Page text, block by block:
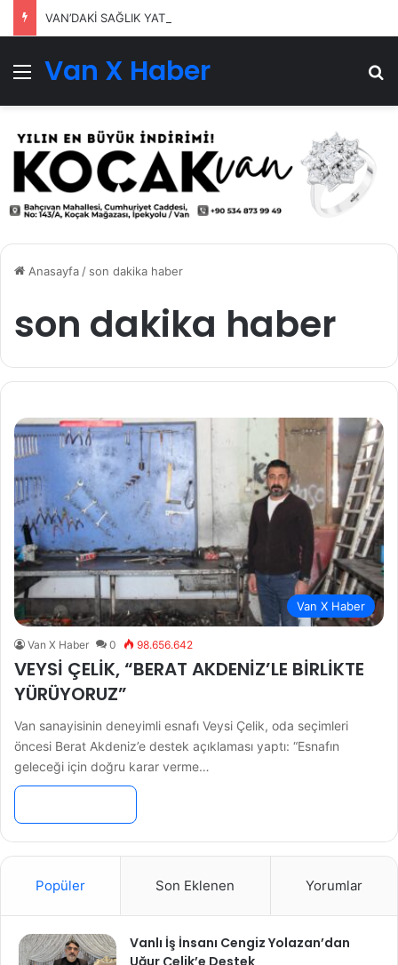
VAN’DAKİ SAĞLIK YATIRIMLARI SÜRÜYOR
Menü
Van X Haber
Anasayfa/ son dakika haber
son dakika haber
Van X Haber
Van X Haber 0 98.656.642
VEYSİ ÇELİK, “BERAT AKDENİZ’LE BİRLİKTE
YÜRÜYORUZ”
Van sanayisinin deneyimli esnafı Veysi Çelik, oda seçimleri
öncesi Berat Akdeniz’e destek açıklaması yaptı: “Esnafın
geleceği için doğru karar verme…
Popüler Son Eklenen Yorumlar
Vanlı İş İnsanı Cengiz Yolazan’dan